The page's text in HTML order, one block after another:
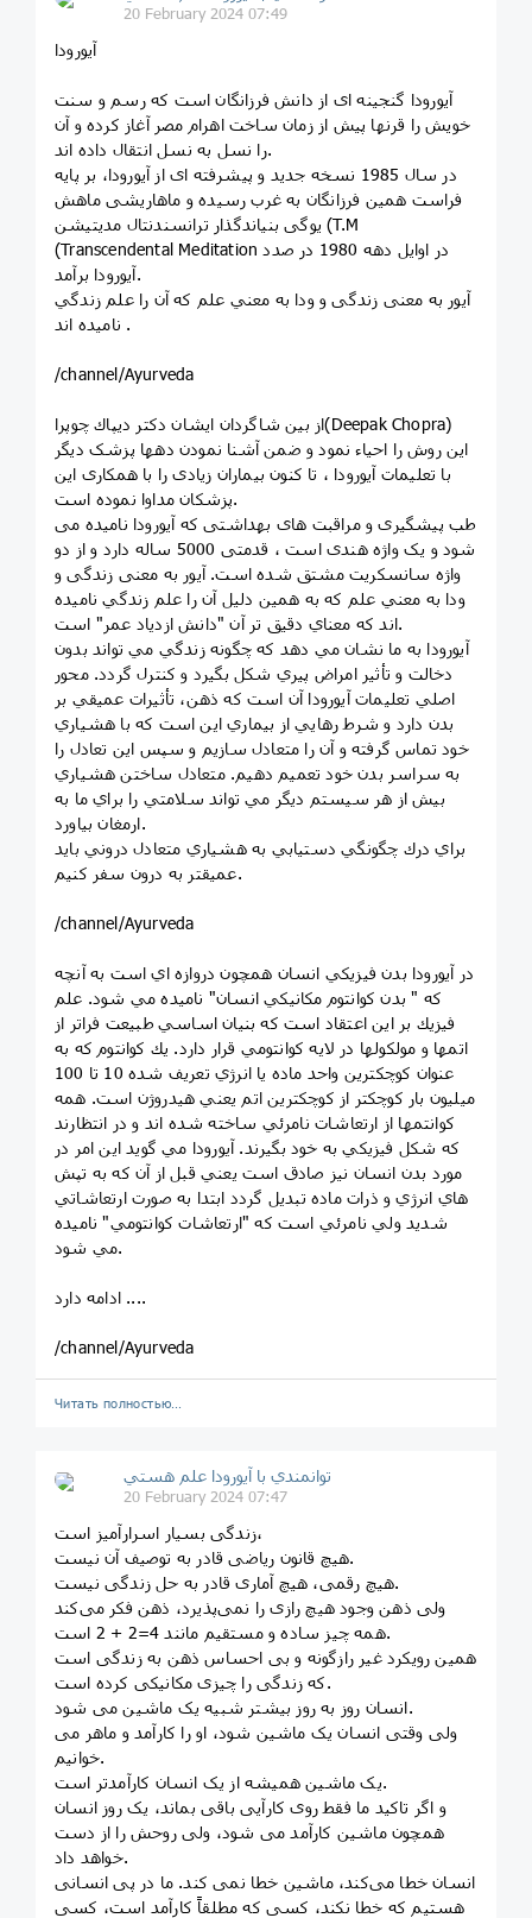
20 February 2024 07:49
آیورودا
آیورودا گنجینه ای از دانش فرزانگان است که رسم و سنت
خویش را قرنها پیش از زمان ساخت اهرام مصر آغاز کرده و آن
را نسل به نسل انتقال داده اند.
در سال 1985 نسخه جدید و پیشرفته ای از آیورودا، بر پایه
فراست همین فرزانگان به غرب رسیده و ماهاریشی ماهش
یوگی بنیاندگذار ترانسندنتال مدیتیشن (T.M
(Transcendental Meditation در اوایل دهه 1980 در صدد
آیورودا برآمد.
آیور به معنی زندگی و ودا به معني علم كه آن را علم زندگي
ناميده اند .
/channel/Ayurveda
از بین شاگردان ایشان دکتر دیپاك چوپرا(Deepak Chopra)
این روش را احیاء نمود و ضمن آشنا نمودن دهها پزشک دیگر
با تعلیمات آیورودا ، تا کنون بیماران زیادی را با همکاری این
پزشکان مداوا نموده است.
طب پیشگیری و مراقبت های بهداشتی که آیورودا نامیده می
شود و یک واژه هندی است ، قدمتی 5000 ساله دارد و از دو
واژه سانسکریت مشتق شده است. آیور به معنی زندگی و
ودا به معني علم كه به همين دليل آن را علم زندگي ناميده
اند که معناي دقيق تر آن "دانش ازدياد عمر" است.
آيورودا به ما نشان مي دهد كه چگونه زندگي مي تواند بدون
دخالت و تأثير امراض پيري شكل بگيرد و كنترل گردد. محور
اصلي تعليمات آيورودا آن است كه ذهن، تأثيرات عميقي بر
بدن دارد و شرط رهايي از بيماري اين است كه با هشياري
خود تماس گرفته و آن را متعادل سازيم و سپس اين تعادل را
به سراسر بدن خود تعميم دهيم. متعادل ساختن هشياري
بيش از هر سيستم ديگر مي تواند سلامتي را براي ما به
ارمغان بياورد.
براي درك چگونگي دستيابي به هشياري متعادل دروني بايد
عميقتر به درون سفر كنيم.
/channel/Ayurveda
در آيورودا بدن فيزيكي انسان همچون دروازه اي است به آنچه
كه " بدن كوانتوم مكانيكي انسان" ناميده مي شود. علم
فيزيك بر اين اعتقاد است كه بنيان اساسي طبيعت فراتر از
اتمها و مولكولها در لايه كوانتومي قرار دارد. يك كوانتوم كه به
عنوان كوچكترين واحد ماده يا انرژي تعريف شده 10 تا 100
ميليون بار كوچكتر از كوچكترين اتم يعني هيدروژن است. همه
كوانتمها از ارتعاشات نامرئي ساخته شده اند و در انتظارند
كه شكل فيزيكي به خود بگيرند. آيورودا مي گويد اين امر در
مورد بدن انسان نيز صادق است يعني قبل از آن كه به تپش
هاي انرژي و ذرات ماده تبديل گردد ابتدا به صورت ارتعاشاتي
شديد ولي نامرئي است كه "ارتعاشات كوانتومي" ناميده
مي شود.
ادامه دارد ....
/channel/Ayurveda
Читать полностью…
توانمندي با آيورودا علم هستي
20 February 2024 07:47
زندگی بسیار اسرارآمیز است،
هیچ قانون ریاضی قادر به توصیف آن نیست.
هیچ رقمی، هیچ آماری قادر به حل زندگی نیست.
ولی ذهن وجود هیچ رازی را نمی‌پذیرد، ذهن فکر می‌کند
همه چيز ساده و مستقيم مانند 4=2 + 2 است.
همین رویکرد غیر رازگونه و بی احساس ذهن به زندگی است
که زندگی را چيزی مکانیکی کرده است.
انسان روز به روز بیشتر شبیه يک ماشین می شود.
ولی وقتی انسان يک ماشین شود، او را کارآمد و ماهر می
خوانیم.
يک ماشین همیشه از يک انسان کارآمدتر است.
و اگر تاکید ما فقط روی کارآیی باقی بماند، يک روز انسان
همچون ماشین کارآمد می شود، ولی روحش را از دست
خواهد داد.
انسان خطا می‌کند، ماشین خطا نمی کند. ما در پی انسانی
هستیم که خطا نکند، کسی که مطلقاً کارآمد است، کسی